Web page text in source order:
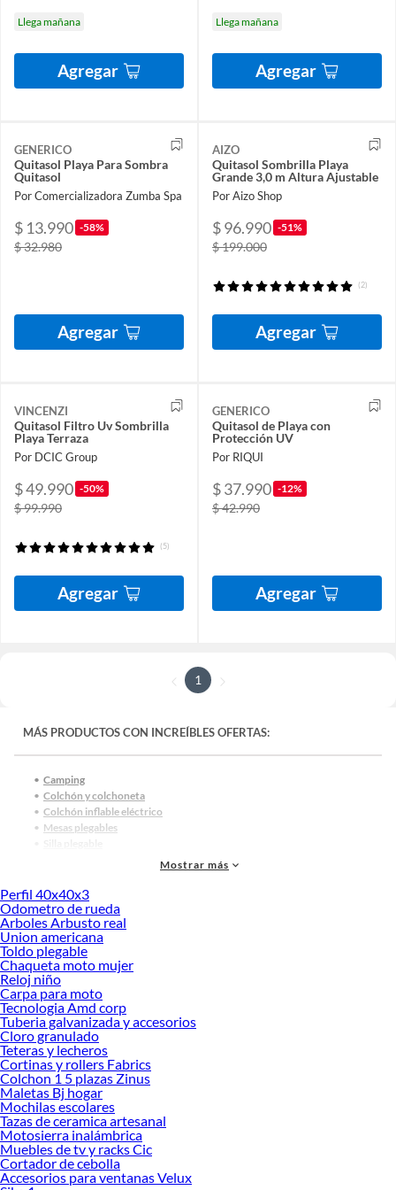
Llega mañana
Agregar
Llega mañana
Agregar
GENERICO
Quitasol Playa Para Sombra
Quitasol
Por Comercializadora Zumba Spa
$ 13.990 -58%
$ 32.980
Agregar
AIZO
Quitasol Sombrilla Playa
Grande 3,0 m Altura Ajustable
Por Aizo Shop
$ 96.990 -51%
$ 199.000
(2)
Agregar
VINCENZI
Quitasol Filtro Uv Sombrilla
Playa Terraza
Por DCIC Group
$ 49.990 -50%
$ 99.990
(5)
Agregar
GENERICO
Quitasol de Playa con
Protección UV
Por RIQUI
$ 37.990 -12%
$ 42.990
Agregar
1
MÁS PRODUCTOS CON INCREÍBLES OFERTAS:
Camping
Colchón y colchoneta
Colchón inflable eléctrico
Mesas plegables
Cooler
Cooler eléctrico
Cocinilla de camping y gas
Linternas y lámparas outdoor
Accesorios outdoor
Colchón inflable
Colchón inflable de 1 plaza
Colchón inflable de 2 plaza
Carpas 4 personas
Carpas de 6 personas
Hamaca
Productos más buscados:
Cooler
Parrilla
Maceteros plásticos
Muebles de terraza
Silla de ratán
Terraza
Mostrar más
Perfil 40x40x3
Odometro de rueda
Arboles Arbusto real
Union americana
Toldo plegable
Chaqueta moto mujer
Reloj niño
Carpa para moto
Tecnologia Amd corp
Tuberia galvanizada y accesorios
Cloro granulado
Teteras y lecheros
Cortinas y rollers Fabrics
Colchon 1 5 plazas Zinus
Maletas Bj hogar
Mochilas escolares
Tazas de ceramica artesanal
Motosierra inalámbrica
Muebles de tv y racks Cic
Cortador de cebolla
Accesorios para ventanas Velux